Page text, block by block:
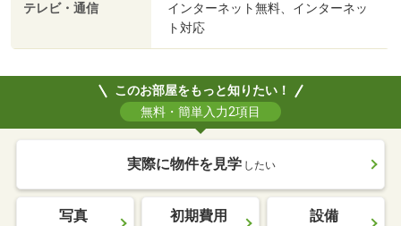
テレビ・通信
インターネット無料、インターネッ
ト対応
このお部屋をもっと知りたい！
無料・簡単入力2項目
実際に物件を見学 したい
写真 初期費用 設備